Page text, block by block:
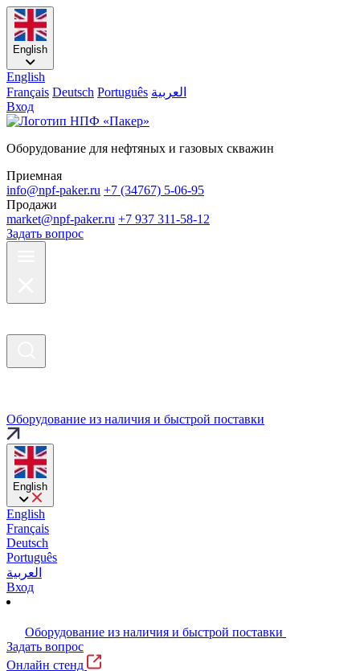
English
English
Français Deutsch Português العربية
Вход
Оборудование для нефтяных и газовых скважин
Приемная
info@npf-paker.ru +7 (34767) 5-06-95
Продажи
market@npf-paker.ru +7 937 311-58-12
Задать вопрос
Оборудование из наличия и быстрой поставки
English
English
Français
Deutsch
Português
العربية
Вход
Оборудование из наличия и быстрой поставки
Задать вопрос
Онлайн стенд